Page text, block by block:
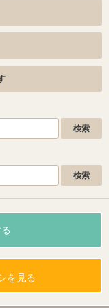
を見る